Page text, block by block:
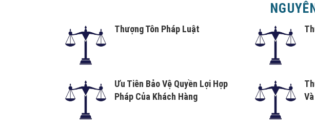
Thượng Tôn Pháp Luật
Ưu Tiên Bảo Vệ Quyền Lợi Hợp
Pháp Của Khách Hàng